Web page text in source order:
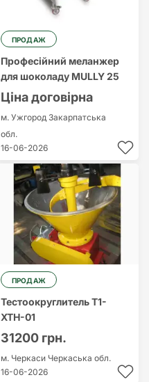
ПРОДАЖ
Професійний меланжер
для шоколаду MULLY 25
Ціна договірна
м. Ужгород Закарпатська
обл.
16-06-2026
ПРОДАЖ
Тестоокруглитель Т1-
ХТН-01
31200 грн.
м. Черкаси Черкаська обл.
16-06-2026